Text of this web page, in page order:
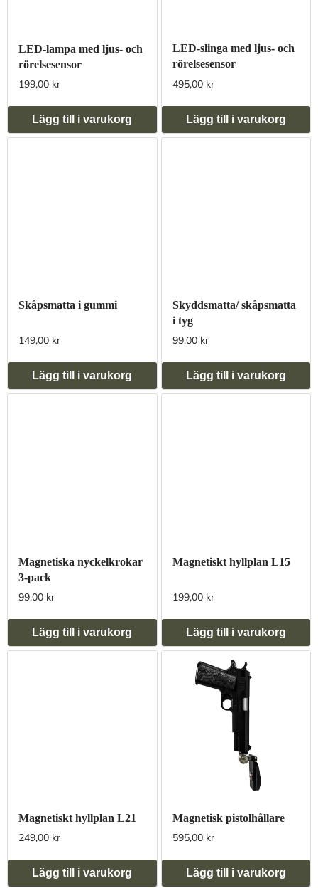
LED-lampa med ljus- och
rörelsesensor
199,00 kr
Lägg till i varukorg
LED-slinga med ljus- och
rörelsesensor
495,00 kr
Lägg till i varukorg
Skåpsmatta i gummi
149,00 kr
Lägg till i varukorg
Skyddsmatta/ skåpsmatta
i tyg
99,00 kr
Lägg till i varukorg
Magnetiska nyckelkrokar
3-pack
99,00 kr
Lägg till i varukorg
Magnetiskt hyllplan L15
199,00 kr
Lägg till i varukorg
Magnetiskt hyllplan L21
249,00 kr
Lägg till i varukorg
Magnetisk pistolhållare
595,00 kr
Lägg till i varukorg